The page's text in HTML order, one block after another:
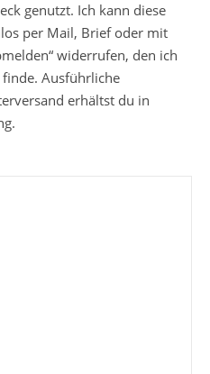
genutzt. Ich kann diese
per Mail, Brief oder mit
widerrufen, den ich
Ausführliche
erhältst du in